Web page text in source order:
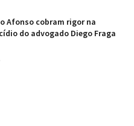
Afonso cobram rigor na
do advogado Diego Fraga